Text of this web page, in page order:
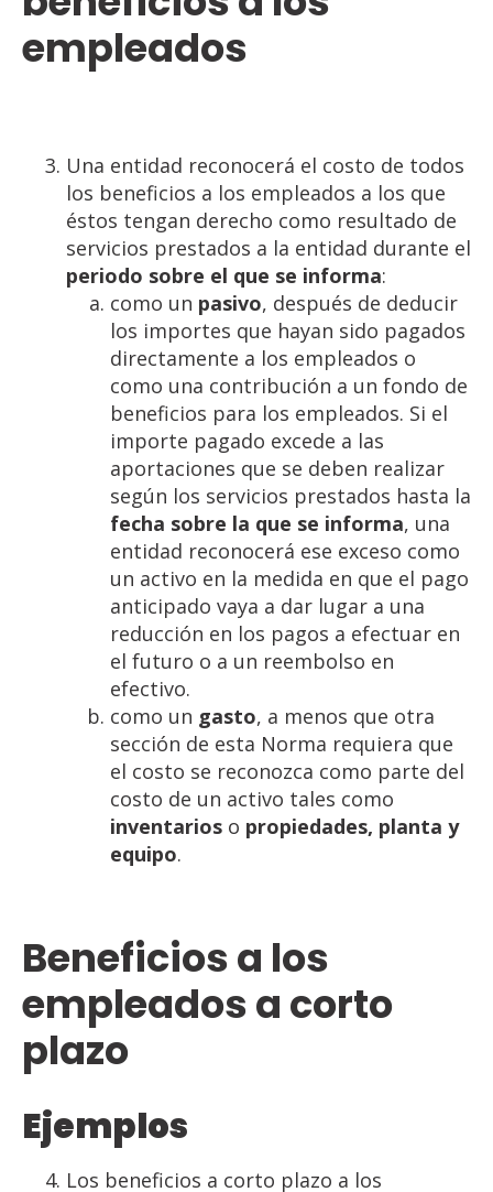
empleados
Una entidad reconocerá el costo de todos
los beneficios a los empleados a los que
éstos tengan derecho como resultado de
servicios prestados a la entidad durante el
periodo sobre el que se informa:
como un pasivo, después de deducir
los importes que hayan sido pagados
directamente a los empleados o
como una contribución a un fondo de
beneficios para los empleados. Si el
importe pagado excede a las
aportaciones que se deben realizar
según los servicios prestados hasta la
fecha sobre la que se informa, una
entidad reconocerá ese exceso como
un activo en la medida en que el pago
anticipado vaya a dar lugar a una
reducción en los pagos a efectuar en
el futuro o a un reembolso en
efectivo.
como un gasto, a menos que otra
sección de esta Norma requiera que
el costo se reconozca como parte del
costo de un activo tales como
inventarios o propiedades, planta y
equipo.
Beneficios a los
empleados a corto
plazo
Ejemplos
Los beneficios a corto plazo a los